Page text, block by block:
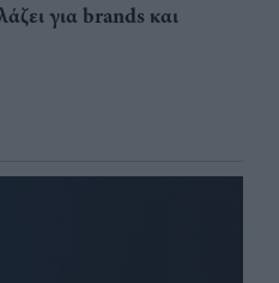
για brands και